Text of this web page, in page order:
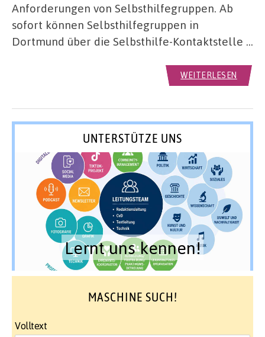
Anforderungen von Selbsthilfegruppen. Ab
sofort können Selbsthilfegruppen in
Dortmund über die Selbsthilfe-Kontaktstelle …
WEITERLESEN
UNTERSTÜTZE UNS
Lernt uns kennen!
MASCHINE SUCH!
Volltext